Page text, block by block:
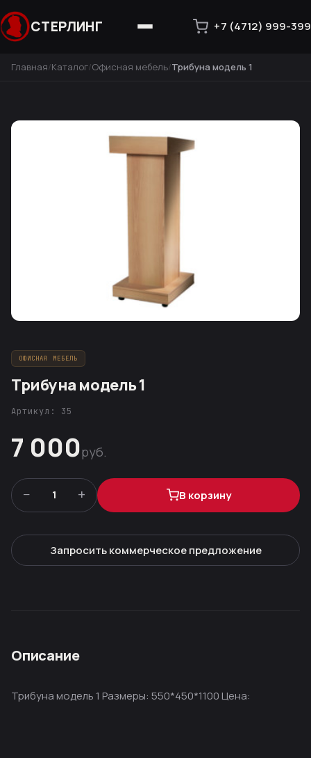
СТЕРЛИНГ +7 (4712) 999-399
Главная Каталог Офисная мебель Трибуна модель 1
ОФИСНАЯ МЕБЕЛЬ
Трибуна модель 1
Артикул: 35
7 000руб.
− 1 + В корзину
Запросить коммерческое предложение
Описание
Трибуна модель 1 Размеры: 550*450*1100 Цена: